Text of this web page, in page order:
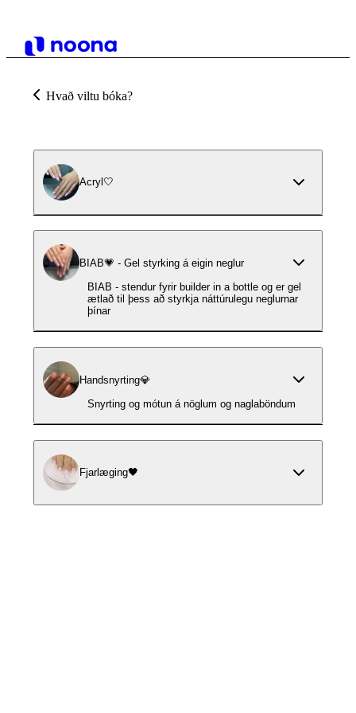
Hvað viltu bóka?
Acryl🤍
BIAB💗 - Gel styrking á eigin neglur
BIAB - stendur fyrir builder in a bottle og er gel
ætlað til þess að styrkja náttúrulegu neglurnar
þínar
Handsnyrting💎
Snyrting og mótun á nöglum og naglaböndum
Fjarlæging🖤